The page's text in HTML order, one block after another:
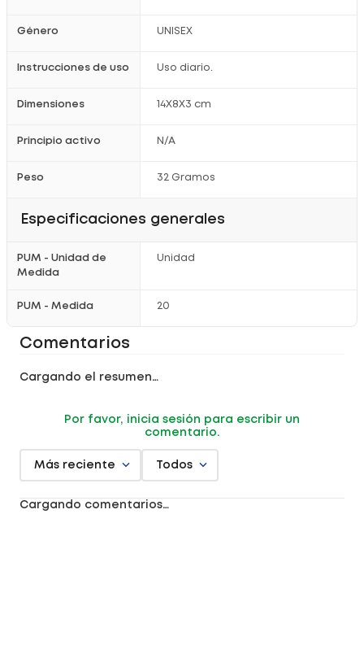
Género UNISEX
Instrucciones de uso Uso diario.
Dimensiones 14X8X3 cm
Principio activo N/A
Peso 32 Gramos
Especificaciones generales
PUM - Unidad de
Medida
Unidad
PUM - Medida 20
Comentarios
Cargando el resumen…
Por favor, inicia sesión para escribir un
comentario.
Más reciente Todos
Cargando comentarios…